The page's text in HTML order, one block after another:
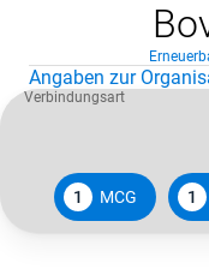
Angaben zur
1 MCG 1
Verbindungsart